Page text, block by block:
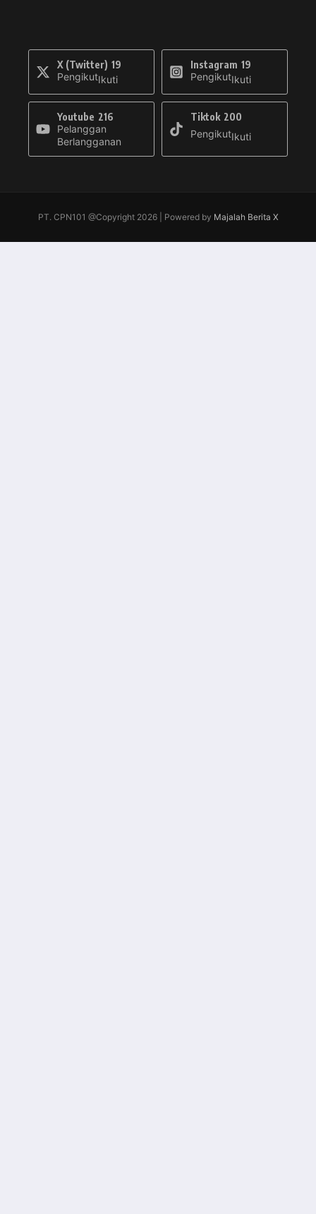
X (Twitter) 19
PengikutIkuti
Instagram 19
PengikutIkuti
Youtube 216
Pelanggan
Berlangganan
Tiktok 200
PengikutIkuti
PT. CPN101 @Copyright 2026 | Powered by Majalah Berita X